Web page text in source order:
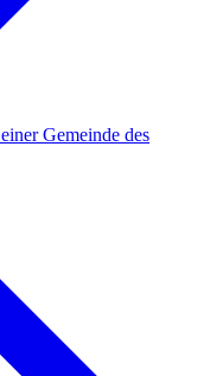
Gemeinde des